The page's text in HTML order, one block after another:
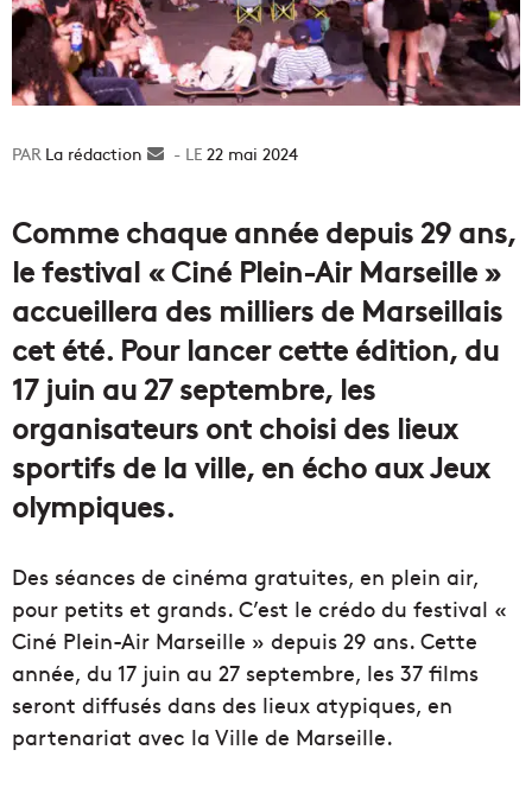
La rédaction
Envoyer22 mai 2024
Comme chaque année depuis 29 ans,
le festival « Ciné Plein-Air Marseille »
accueillera des milliers de Marseillais
cet été. Pour lancer cette édition, du
17 juin au 27 septembre, les
organisateurs ont choisi des lieux
sportifs de la ville, en écho aux Jeux
olympiques.
Des séances de cinéma gratuites, en plein air,
pour petits et grands. C’est le crédo du festival «
Ciné Plein-Air Marseille » depuis 29 ans. Cette
année, du 17 juin au 27 septembre, les 37 films
seront diffusés dans des lieux atypiques, en
partenariat avec la Ville de Marseille.